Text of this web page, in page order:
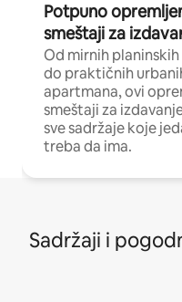
Potpuno
smeštaji za
Od mirnih
do praktičnih
apartmana, ovi
smeštaji za
sve sadržaje koje
treba da ima.
Sadržaji i